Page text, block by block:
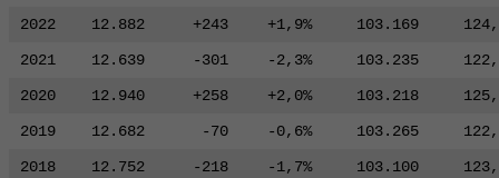
2022
12.882 +243 +1,9% 103.169
2021
12.639 -301 -2,3% 103.235
2020
12.940 +258 +2,0% 103.218
2019
12.682 -70 -0,6% 103.265
2018
12.752 -218 -1,7% 103.100